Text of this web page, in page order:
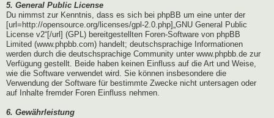
5. General Public License
Du nimmst zur Kenntnis, dass es sich bei phpBB um eine unter der
[url=http://opensource.org/licenses/gpl-2.0.php]„GNU General Public
License v2“[/url] (GPL) bereitgestellten Foren-Software von phpBB
Limited (www.phpbb.com) handelt; deutschsprachige Informationen
werden durch die deutschsprachige Community unter www.phpbb.de zur
Verfügung gestellt. Beide haben keinen Einfluss auf die Art und Weise,
wie die Software verwendet wird. Sie können insbesondere die
Verwendung der Software für bestimmte Zwecke nicht untersagen oder
auf Inhalte fremder Foren Einfluss nehmen.
6. Gewährleistung